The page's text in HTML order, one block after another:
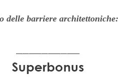
barriere